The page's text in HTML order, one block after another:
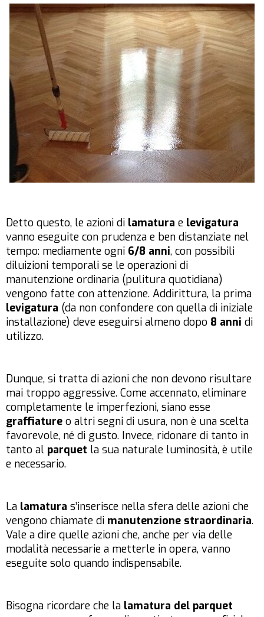
Detto questo, le azioni di lamatura e levigatura
vanno eseguite con prudenza e ben distanziate nel
tempo: mediamente ogni 6/8 anni, con possibili
diluizioni temporali se le operazioni di
manutenzione ordinaria (pulitura quotidiana)
vengono fatte con attenzione. Addirittura, la prima
levigatura (da non confondere con quella di iniziale
installazione) deve eseguirsi almeno dopo 8 anni di
utilizzo.
Dunque, si tratta di azioni che non devono risultare
mai troppo aggressive. Come accennato, eliminare
completamente le imperfezioni, siano esse
graffiature o altri segni di usura, non è una scelta
favorevole, né di gusto. Invece, ridonare di tanto in
tanto al parquet la sua naturale luminosità, è utile
e necessario.
La lamatura s’inserisce nella sfera delle azioni che
vengono chiamate di manutenzione straordinaria.
Vale a dire quelle azioni che, anche per via delle
modalità necessarie a metterle in opera, vanno
eseguite solo quando indispensabile.
Bisogna ricordare che la lamatura del parquet